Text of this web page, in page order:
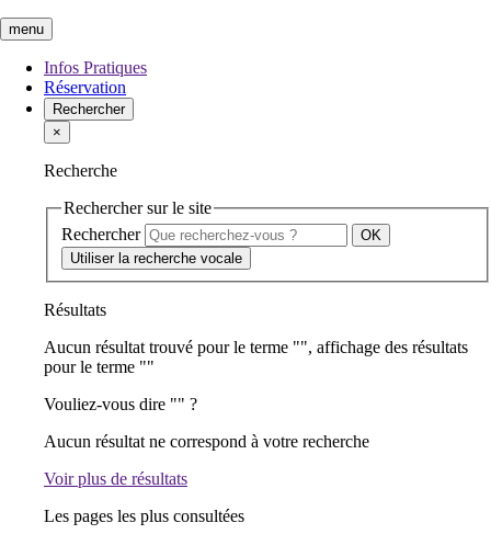
menu
Infos Pratiques
Réservation
Rechercher
×
Recherche
Rechercher sur le site
Rechercher
Utiliser la recherche vocale
Résultats
Aucun résultat trouvé pour le terme "", affichage des résultats
pour le terme ""
Vouliez-vous dire "" ?
Aucun résultat ne correspond à votre recherche
Voir plus de résultats
Les pages les plus consultées